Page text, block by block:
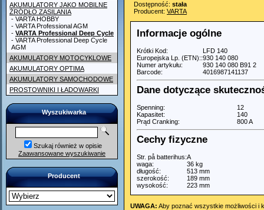
AKUMULATORY JAKO MOBILNE
ŹRÓDŁO ZASILANIA
- VARTA HOBBY
- VARTA Professional AGM
- VARTA Professional Deep Cycle
- VARTA Professional Deep Cycle
AGM
AKUMULATORY MOTOCYKLOWE
AKUMULATORY OPTIMA
AKUMULATORY SAMOCHODOWE
PROSTOWNIKI I ŁADOWARKI
Wyszukiwarka
Szukaj również w opisie
Zaawansowane wyszukiwanie
Producent
Dostępność: stała
Producent: VARTA
Informacje ogólne
Krótki Kod:
LFD 140
Europejska Lp. (ETN)::930 140 080
Numer artykułu:
930 140 080 B91 2
Barcode:
4016987141137
Dane dotyczące
Spenning:
12
Kapasitet:
140
Prąd Cranking:
800 A
Cechy fizyczne
Str. på batterihus:A
waga:
36 kg
długość:
513 mm
szerokość:
189 mm
wysokość:
223 mm
UWAGA: Aby poznać wszystkie możliwości i